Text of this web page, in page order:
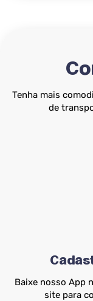
Tenha mais
de
Baixe nosso App
site para